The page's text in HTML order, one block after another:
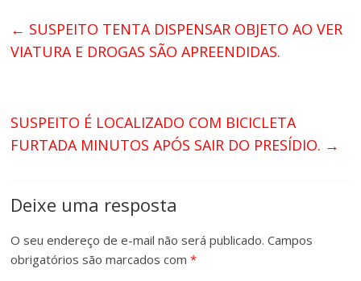
← SUSPEITO TENTA DISPENSAR OBJETO AO VER
VIATURA E DROGAS SÃO APREENDIDAS.
SUSPEITO É LOCALIZADO COM BICICLETA
FURTADA MINUTOS APÓS SAIR DO PRESÍDIO. →
Deixe uma resposta
O seu endereço de e-mail não será publicado. Campos
obrigatórios são marcados com*